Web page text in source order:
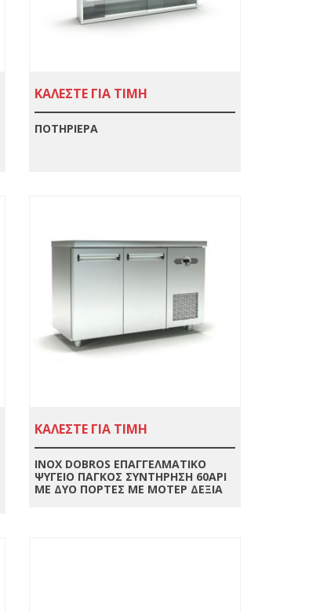
ΚΑΛΕΣΤΕ ΓΙΑ ΤΙΜΗ
ΠΟΤΗΡΙΕΡΑ
ΚΑΛΕΣΤΕ ΓΙΑ ΤΙΜΗ
INOX DOBROS ΕΠΑΓΓΕΛΜΑΤΙΚΟ
ΨΥΓΕΙΟ ΠΑΓΚΟΣ ΣΥΝΤΗΡΗΣΗ 60ΑΡΙ
ΜΕ ΔΥΟ ΠΟΡΤΕΣ ΜΕ ΜΟΤΕΡ ΔΕΞΙΑ